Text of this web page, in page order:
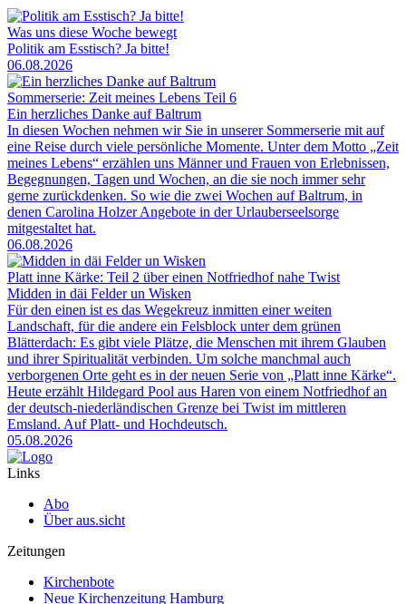
Was uns diese Woche bewegt
Politik am Esstisch? Ja bitte!
06.08.2026
Sommerserie: Zeit meines Lebens Teil 6
Ein herzliches Danke auf Baltrum
In diesen Wochen nehmen wir Sie in unserer Sommerserie mit auf
eine Reise durch viele persönliche Momente. Unter dem Motto „Zeit
meines Lebens“ erzählen uns Männer und Frauen von Erlebnissen,
Begegnungen, Tagen und Wochen, an die sie noch immer sehr
gerne zurückdenken. So wie die zwei Wochen auf Baltrum, in
denen Carolina Holzer Angebote in der Urlauberseelsorge
mitgestaltet hat.
06.08.2026
Platt inne Kärke: Teil 2 über einen Notfriedhof nahe Twist
Midden in däi Felder un Wisken
Für den einen ist es das Wegekreuz inmitten einer weiten
Landschaft, für die andere ein Felsblock unter dem grünen
Blätterdach: Es gibt viele Plätze, die Menschen mit ihrem Glauben
und ihrer Spiritualität verbinden. Um solche manchmal auch
verborgenen Orte geht es in der neuen Serie von „Platt inne Kärke“.
Heute erzählt Hildegard Pool aus Haren von einem Notfriedhof an
der deutsch-niederländischen Grenze bei Twist im mittleren
Emsland. Auf Platt- und Hochdeutsch.
05.08.2026
Links
Abo
Über aus.sicht
Zeitungen
Kirchenbote
Neue Kirchenzeitung Hamburg